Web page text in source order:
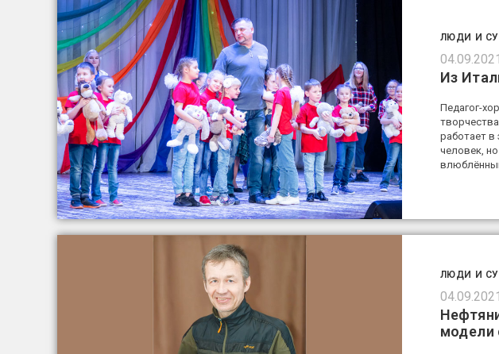
ЛЮДИ И
04.09.2021
Из
Педагог-
работает в
человек,
ЛЮДИ И
04.09.2021
модели